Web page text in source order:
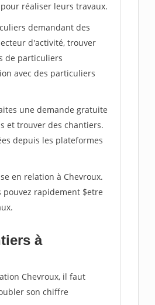
réaliser leurs travaux.
demandant des
d'activité, trouver
de particuliers
avec des particuliers
une demande gratuite
et trouver des chantiers.
depuis les plateformes
en relation à Chevroux.
pouvez rapidement $etre
à
Chevroux, il faut
son chiffre